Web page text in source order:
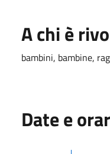
A chi è
bambini, bambine,
Date e